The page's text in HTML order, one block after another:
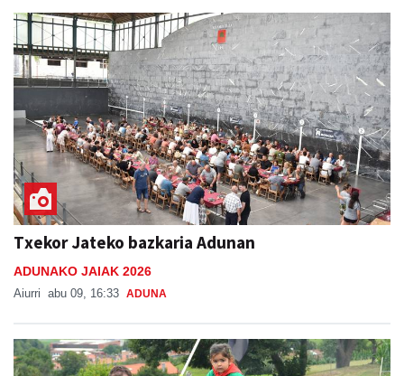
Txekor Jateko bazkaria Adunan
ADUNAKO JAIAK 2026
Aiurri abu 09, 16:33 ADUNA